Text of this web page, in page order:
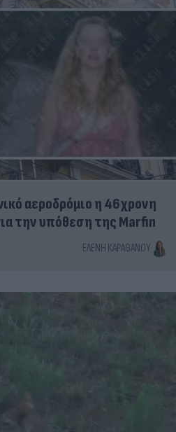
αεροδρόμιο η 46χρονη
την υπόθεση της Marfin
ΕΛΈΝΗ ΚΑΡΑΘΆΝΟΥ